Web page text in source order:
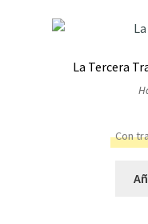
La Tercera
Con